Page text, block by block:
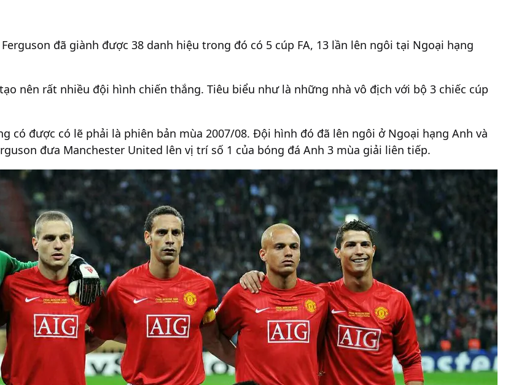
Ferguson đã giành được 38 danh hiệu trong đó có 5 cúp FA, 13 lần lên ngôi tại Ngoại hạng
nên rất nhiều đội hình chiến thắng. Tiêu biểu như là những nhà vô địch với bộ 3 chiếc cúp
có được có lẽ phải là phiên bản mùa 2007/08. Đội hình đó đã lên ngôi ở Ngoại hạng Anh và
đưa Manchester United lên vị trí số 1 của bóng đá Anh 3 mùa giải liên tiếp.